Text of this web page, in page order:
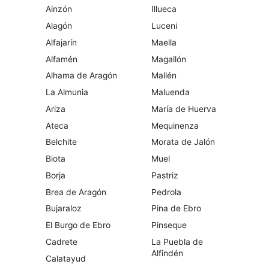
Ainzón
Alagón
Alfajarín
Alfamén
Alhama de Aragón
La Almunia
Ariza
Ateca
Belchite
Biota
Borja
Brea de Aragón
Bujaraloz
El Burgo de Ebro
Cadrete
Calatayud
Illueca
Luceni
Maella
Magallón
Mallén
Maluenda
María de Huerva
Mequinenza
Morata de Jalón
Muel
Pastriz
Pedrola
Pina de Ebro
Pinseque
La Puebla de
Alfindén